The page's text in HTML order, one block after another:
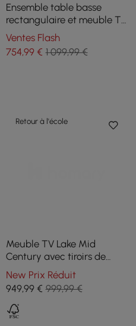
Ensemble table basse
rectangulaire et meuble TV
extensible en noyer avec 3
tiroirs
Ventes Flash
754,99€ 1 099,99 €
Retour à l'école
Meuble TV Lake Mid
Century avec tiroirs de
rangement en noyer au
design ondulé pour
téléviseurs jusqu'à 1905
mm
New Prix Réduit
949,99€ 999,99 €